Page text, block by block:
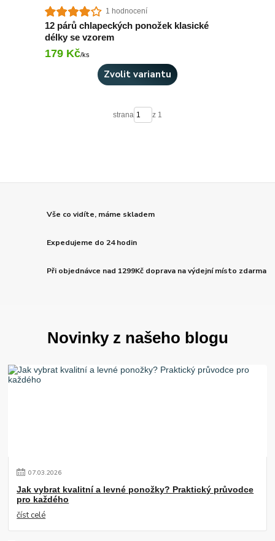
1 hodnocení
12 párů chlapeckých ponožek klasické
délky se vzorem
179 Kč/ks
Zvolit variantu
strana z 1
Vše co vidíte, máme skladem
Expedujeme do 24 hodin
Při objednávce nad 1299Kč doprava na výdejní místo zdarma
Novinky z našeho blogu
07.03.2026
Jak vybrat kvalitní a levné ponožky? Praktický průvodce
pro každého
číst celé